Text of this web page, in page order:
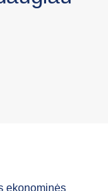
ekonominės